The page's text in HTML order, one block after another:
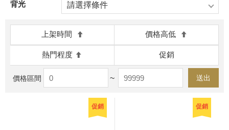
背光 請選擇條件
上架時間 價格高低
熱門程度 促銷
價格區間 ~ 送出
促銷 促銷